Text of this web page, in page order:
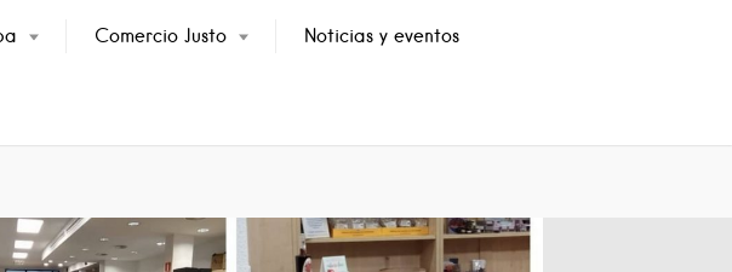
Comercio Justo Noticias y eventos